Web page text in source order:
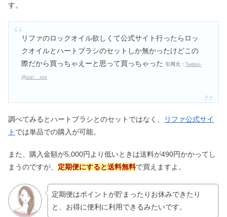
す。
リファのロックオイル欲しくて公式サイト行ったらロッ
クオイルとハートブラシのセットしか無かったけどこの
際だから買っちゃえーと思って買っちゃった
引用元：Twitter-
@uui__xxx
調べてみるとハートブラシとのセットではなく、
リファ公式サイ
ト では単品での購入が可能。
また、購入金額が5,000円より低いときは送料が490円かかってし
まうのですが、 定期便にすると送料無料で買えますよ。
定期便はポイントが貯まったりお休みできたり
と、お得に便利に利用できるみたいです。